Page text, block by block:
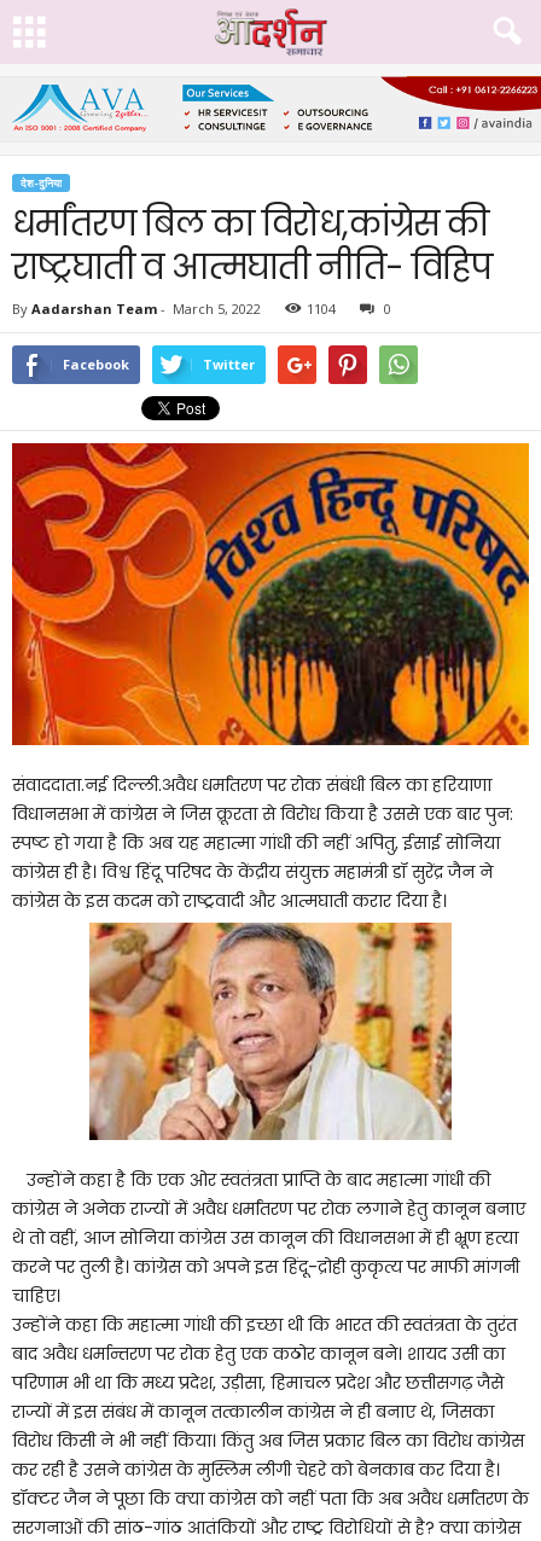
देश-दुनिया
धर्मांतरण बिल का विरोध,कांग्रेस की
राष्ट्रघाती व आत्मघाती नीति- विहिप
By Aadarshan Team - March 5, 2022 1104 0
Facebook Twitter
संवाददाता.नई दिल्ली.अवैध धर्मांतरण पर रोक संबंधी बिल का हरियाणा
विधानसभा में कांग्रेस ने जिस क्रूरता से विरोध किया है उससे एक बार पुन:
स्पष्ट हो गया है कि अब यह महात्मा गांधी की नहीं अपितु, ईसाई सोनिया
कांग्रेस ही है। विश्व हिंदू परिषद के केंद्रीय संयुक्त महामंत्री डॉ सुरेंद्र जैन ने
कांग्रेस के इस कदम को राष्ट्रवादी और आत्मघाती करार दिया है।
उन्होंने कहा है कि एक ओर स्वतंत्रता प्राप्ति के बाद महात्मा गांधी की
कांग्रेस ने अनेक राज्यों में अवैध धर्मांतरण पर रोक लगाने हेतु कानून बनाए
थे तो वहीं, आज सोनिया कांग्रेस उस कानून की विधानसभा में ही भ्रूण हत्या
करने पर तुली है। कांग्रेस को अपने इस हिंदू-द्रोही कुकृत्य पर माफी मांगनी
चाहिए।
उन्होंने कहा कि महात्मा गांधी की इच्छा थी कि भारत की स्वतंत्रता के तुरंत
बाद अवैध धर्मान्तरण पर रोक हेतु एक कठोर कानून बने। शायद उसी का
परिणाम भी था कि मध्य प्रदेश, उड़ीसा, हिमाचल प्रदेश और छत्तीसगढ़ जैसे
राज्यों में इस संबंध में कानून तत्कालीन कांग्रेस ने ही बनाए थे, जिसका
विरोध किसी ने भी नहीं किया। किंतु अब जिस प्रकार बिल का विरोध कांग्रेस
कर रही है उसने कांग्रेस के मुस्लिम लीगी चेहरे को बेनकाब कर दिया है।
डॉक्टर जैन ने पूछा कि क्या कांग्रेस को नहीं पता कि अब अवैध धर्मांतरण के
सरगनाओं की सांठ-गांठ आतंकियों और राष्ट्र विरोधियों से है? क्या कांग्रेस